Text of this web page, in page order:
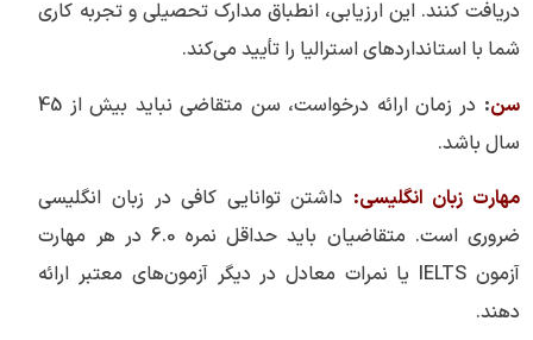
دریافت کنند. این ارزیابی، انطباق مدارک تحصیلی و تجربه کاری
شما با استانداردهای استرالیا را تأیید می‌کند.
سن:
در زمان ارائه درخواست، سن متقاضی نباید بیش از 45
سال باشد.
مهارت زبان انگلیسی: داشتن توانایی کافی در زبان انگلیسی
ضروری است. متقاضیان باید حداقل نمره 6.0 در هر مهارت
آزمون IELTS یا نمرات معادل در دیگر آزمون‌های معتبر ارائه
دهند.